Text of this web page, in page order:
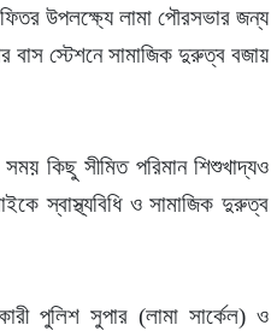
ফিতর উপলক্ষ্যে লামা পৌরসভার জন্য
বাস স্টেশনে সামাজিক দুরুত্ব বজায়
কিছু সীমিত পরিমান শিশুখাদ্যও
স্বাস্থ্যবিধি ও সামাজিক দুরুত্ব
পুলিশ সুপার (লামা সার্কেল) ও